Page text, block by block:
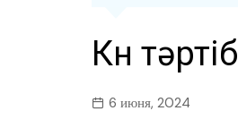
Күн
6 июня, 2024